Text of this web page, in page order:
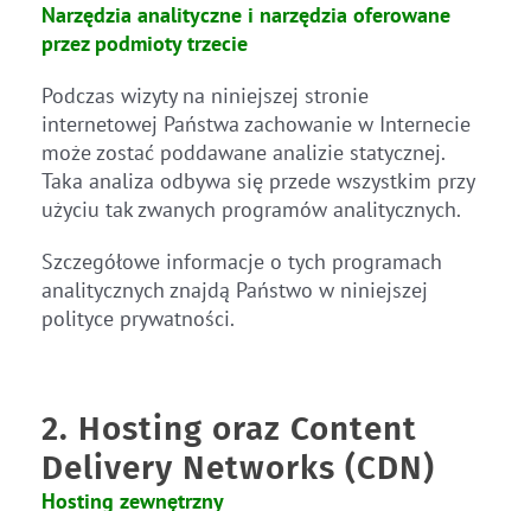
Narzędzia analityczne i narzędzia oferowane
przez podmioty trzecie
Podczas wizyty na niniejszej stronie
internetowej Państwa zachowanie w Internecie
może zostać poddawane analizie statycznej.
Taka analiza odbywa się przede wszystkim przy
użyciu tak zwanych programów analitycznych.
Szczegółowe informacje o tych programach
analitycznych znajdą Państwo w niniejszej
polityce prywatności.
2. Hosting oraz Content
Delivery Networks (CDN)
Hosting zewnętrzny